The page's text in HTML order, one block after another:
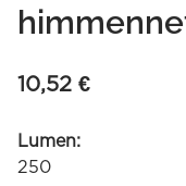
10,52 €
Lumen:
250